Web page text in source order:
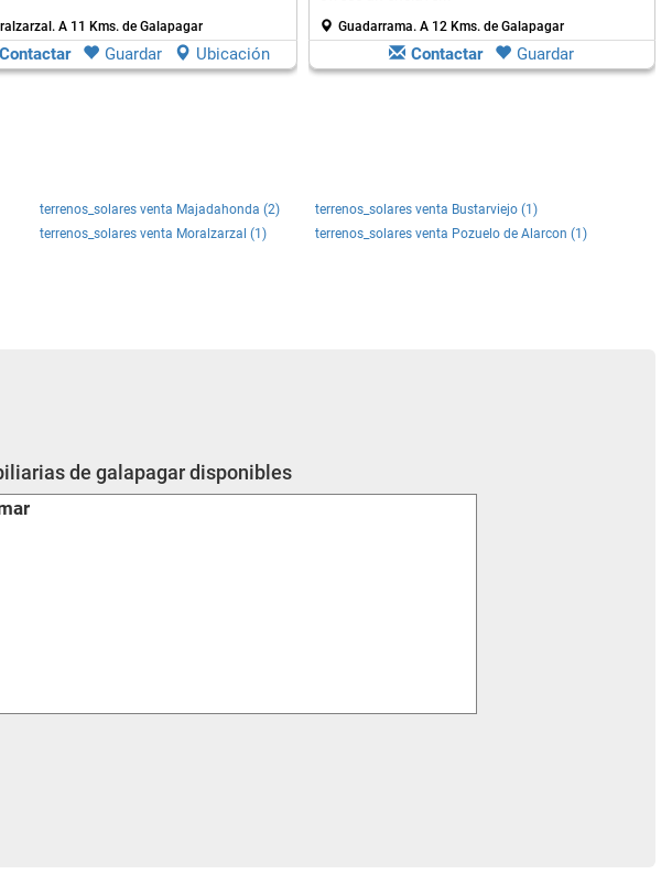
A 11 Kms. de Galapagar
Contactar Guardar Ubicación
Guadarrama. A 12 Kms. de Galapagar
Contactar Guardar
terrenos_solares venta Majadahonda (2)
terrenos_solares venta Bustarviejo (1)
terrenos_solares venta Moralzarzal (1)
terrenos_solares venta Pozuelo de Alarcon (1)
de galapagar disponibles